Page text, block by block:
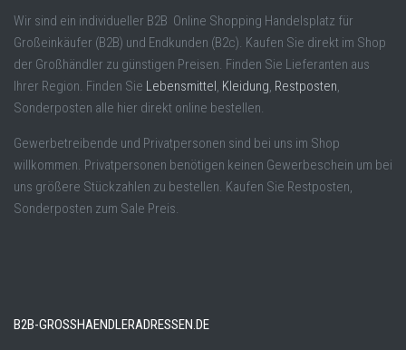
Wir sind ein individueller B2B Online Shopping Handelsplatz für
Großeinkäufer (B2B) und Endkunden (B2c). Kaufen Sie direkt im Shop
der Großhändler zu günstigen Preisen. Finden Sie Lieferanten aus
Ihrer Region. Finden Sie Lebensmittel Kleidung Restposten
Sonderposten alle hier direkt online bestellen.
Gewerbetreibende und Privatpersonen sind bei uns im Shop
willkommen. Privatpersonen benötigen keinen Gewerbeschein um bei
uns größere Stückzahlen zu bestellen. Kaufen Sie Restposten,
Sonderposten zum Sale Preis.
B2B-GROSSHAENDLERADRESSEN.DE